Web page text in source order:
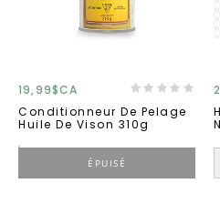
19,99$CA
Conditionneur De Pelage
Huile De Vison 310g
ÉPUISÉ